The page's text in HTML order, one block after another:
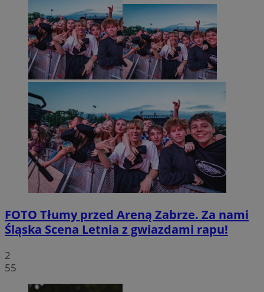
FOTO Tłumy przed Areną Zabrze. Za nami
Śląska Scena Letnia z gwiazdami rapu!
2
55